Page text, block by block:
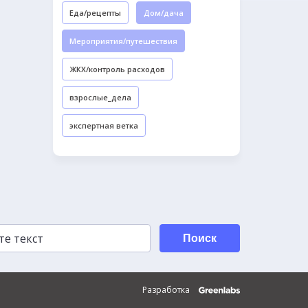
Еда/рецепты Дом/дача
Мероприятия/путешествия
ЖКХ/контроль расходов
взрослые_дела
экспертная ветка
Поиск
Разработка